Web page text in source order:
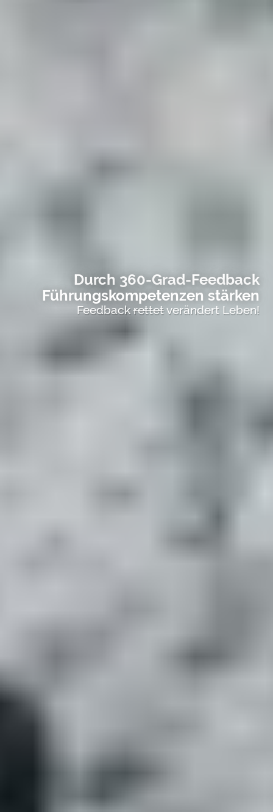
Durch 360-Grad-Feedback
Führungskompetenzen stärken
Feedbackrettetverändert Leben!